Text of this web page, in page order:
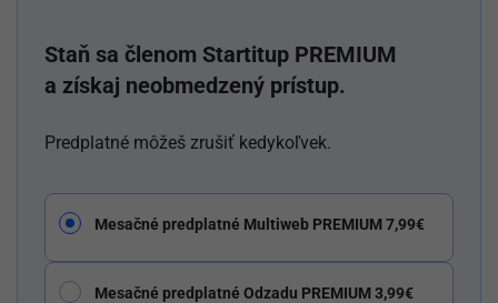
Staň sa členom Startitup PREMIUM
a získaj neobmedzený prístup.
Predplatné môžeš zrušiť kedykoľvek.
Mesačné predplatné Multiweb PREMIUM 7,99€
Mesačné predplatné Odzadu PREMIUM 3,99€